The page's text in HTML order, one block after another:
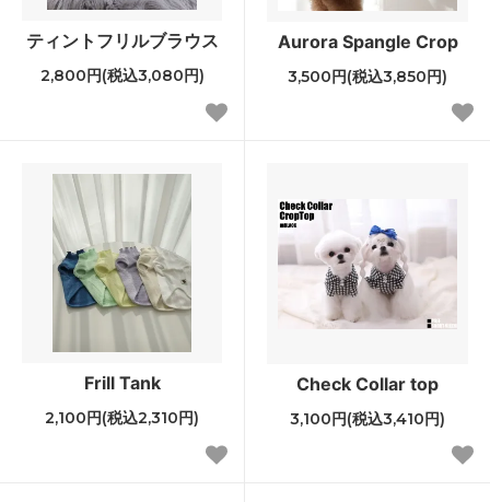
ティントフリルブラウス
2,800円(税込3,080円)
Aurora Spangle Crop
3,500円(税込3,850円)
Frill Tank
2,100円(税込2,310円)
Check Collar top
3,100円(税込3,410円)